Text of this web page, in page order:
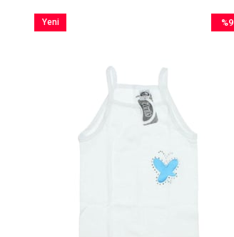
%9
Yeni